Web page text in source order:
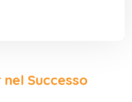
Successo